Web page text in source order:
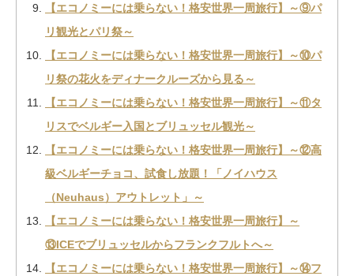
【エコノミーには乗らない！格安世界一周旅行】～⑨パ
リ観光とパリ祭～
【エコノミーには乗らない！格安世界一周旅行】～⑩パ
リ祭の花火をディナークルーズから見る～
【エコノミーには乗らない！格安世界一周旅行】～⑪タ
リスでベルギー入国とブリュッセル観光～
【エコノミーには乗らない！格安世界一周旅行】～⑫高
級ベルギーチョコ、試食し放題！「ノイハウス
（Neuhaus）アウトレット」～
【エコノミーには乗らない！格安世界一周旅行】～
⑬ICEでブリュッセルからフランクフルトへ～
【エコノミーには乗らない！格安世界一周旅行】～⑭フ